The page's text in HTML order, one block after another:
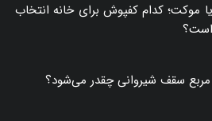
موکت؛ کدام کفپوش برای خانه انتخاب
سقف شیروانی چقدر می‌شود؟